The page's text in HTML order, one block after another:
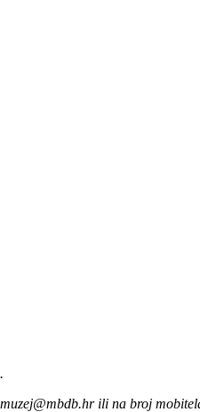
ili na broj